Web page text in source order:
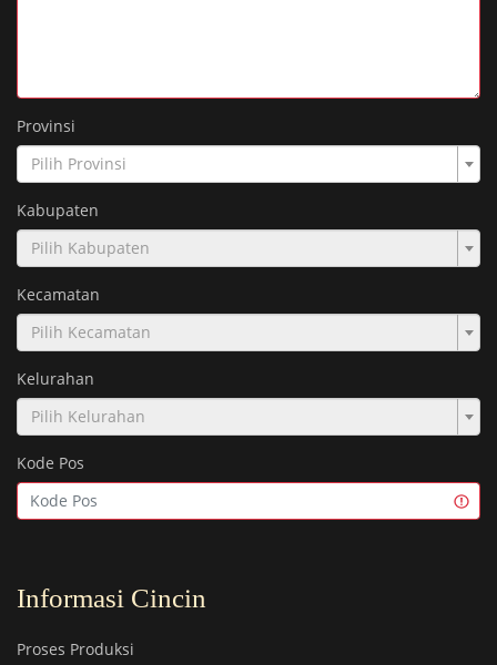
Provinsi
Pilih Provinsi
Kabupaten
Pilih Kabupaten
Kecamatan
Pilih Kecamatan
Kelurahan
Pilih Kelurahan
Kode Pos
Informasi Cincin
Proses Produksi